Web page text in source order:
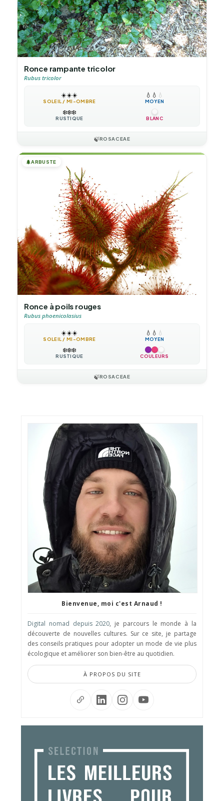
Ronce rampante tricolor
Rubus tricolor
☀️☀️☀️
SOLEIL / MI-OMBRE
💧 💧 💧
MOYEN
❄️❄️❄️
RUSTIQUE BLANC
🍃ROSACEAE
🌲ARBUSTE
Ronce à poils rouges
Rubus phoenicolasius
☀️☀️☀️
SOLEIL / MI-OMBRE
💧 💧 💧
MOYEN
❄️❄️❄️
RUSTIQUE COULEURS
🍃ROSACEAE
Bienvenue, moi c'est Arnaud !
Digital nomad depuis 2020, je parcours le monde à la
découverte de nouvelles cultures. Sur ce site, je partage
des conseils pratiques pour adopter un mode de vie plus
écologique et améliorer son bien-être au quotidien.
À PROPOS DU SITE